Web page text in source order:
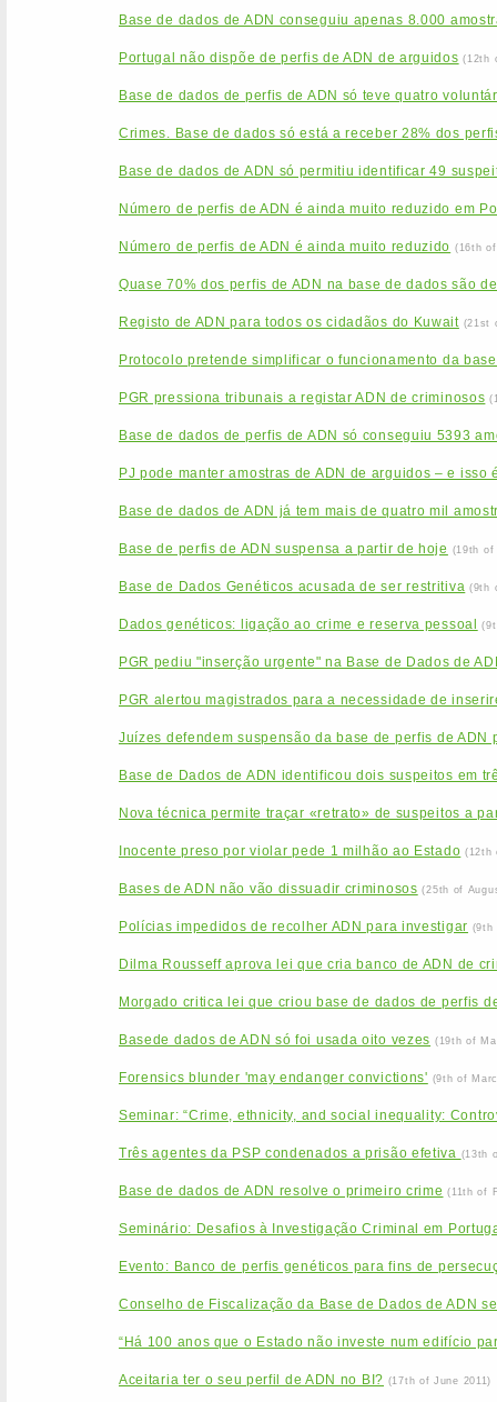
Base de dados de ADN conseguiu apenas 8.000
Portugal não dispõe de perfis de ADN de arguidos (12th
Base de dados de perfis de ADN só teve quatro
Crimes. Base de dados só está a receber 28% dos
Base de dados de ADN só permitiu identificar 49
Número de perfis de ADN é ainda muito reduzido em
Número de perfis de ADN é ainda muito reduzido (16th
Quase 70% dos perfis de ADN na base de dados são
Registo de ADN para todos os cidadãos do Kuwait (21st
Protocolo pretende simplificar o funcionamento da
PGR pressiona tribunais a registar ADN de criminosos
Base de dados de perfis de ADN só conseguiu 5393
PJ pode manter amostras de ADN de arguidos – e isso
Base de dados de ADN já tem mais de quatro mil
Base de perfis de ADN suspensa a partir de hoje (19th of
Base de Dados Genéticos acusada de ser restritiva (9th
Dados genéticos: ligação ao crime e reserva pessoal
PGR pediu "inserção urgente" na Base de Dados de
PGR alertou magistrados para a necessidade de
Juízes defendem suspensão da base de perfis de ADN
Base de Dados de ADN identificou dois suspeitos em
Nova técnica permite traçar «retrato» de suspeitos a
Inocente preso por violar pede 1 milhão ao Estado (12th
Bases de ADN não vão dissuadir criminosos (25th of
Polícias impedidos de recolher ADN para investigar (9th
Dilma Rousseff aprova lei que cria banco de ADN de
Morgado critica lei que criou base de dados de perfis
Basede dados de ADN só foi usada oito vezes (19th of
Forensics blunder 'may endanger convictions' (9th of
Seminar: “Crime, ethnicity, and social inequality:
Três agentes da PSP condenados a prisão efetiva (13th
Base de dados de ADN resolve o primeiro crime (11th of
Seminário: Desafios à Investigação Criminal em
Evento: Banco de perfis genéticos para fins de
Conselho de Fiscalização da Base de Dados de ADN
“Há 100 anos que o Estado não investe num edifício
Aceitaria ter o seu perfil de ADN no BI? (17th of June 2011)